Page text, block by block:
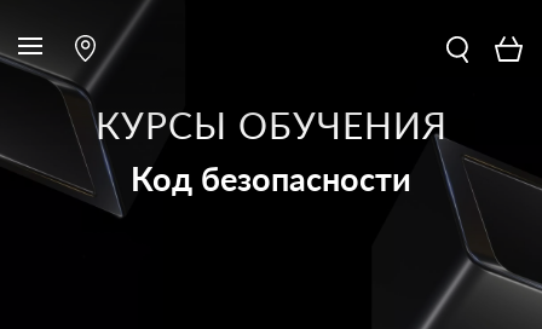
КУРСЫ ОБУЧЕНИЯ
Код безопасности